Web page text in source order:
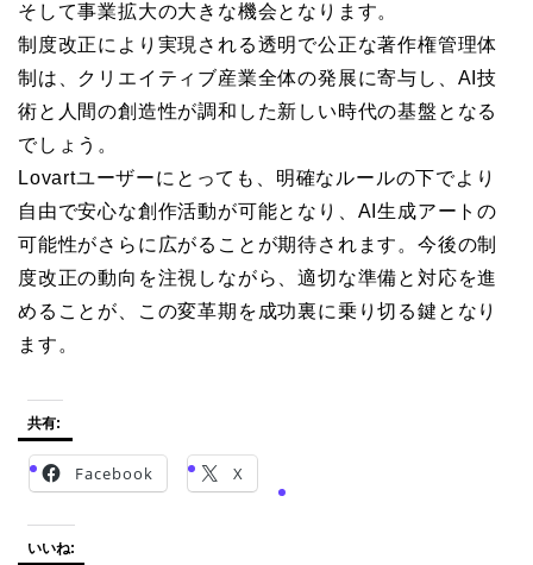
そして事業拡大の大きな機会となります。
制度改正により実現される透明で公正な著作権管理体
制は、クリエイティブ産業全体の発展に寄与し、AI技
術と人間の創造性が調和した新しい時代の基盤となる
でしょう。
Lovartユーザーにとっても、明確なルールの下でより
自由で安心な創作活動が可能となり、AI生成アートの
可能性がさらに広がることが期待されます。今後の制
度改正の動向を注視しながら、適切な準備と対応を進
めることが、この変革期を成功裏に乗り切る鍵となり
ます。
共有:
Facebook X
いいね: